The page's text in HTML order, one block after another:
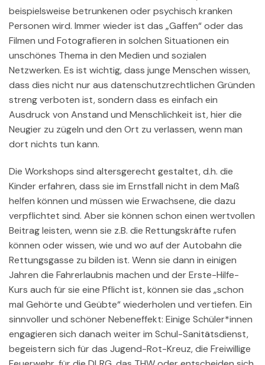
beispielsweise betrunkenen oder psychisch kranken
Personen wird. Immer wieder ist das „Gaffen“ oder das
Filmen und Fotografieren in solchen Situationen ein
unschönes Thema in den Medien und sozialen
Netzwerken. Es ist wichtig, dass junge Menschen wissen,
dass dies nicht nur aus datenschutzrechtlichen Gründen
streng verboten ist, sondern dass es einfach ein
Ausdruck von Anstand und Menschlichkeit ist, hier die
Neugier zu zügeln und den Ort zu verlassen, wenn man
dort nichts tun kann.
Die Workshops sind altersgerecht gestaltet, d.h. die
Kinder erfahren, dass sie im Ernstfall nicht in dem Maß
helfen können und müssen wie Erwachsene, die dazu
verpflichtet sind. Aber sie können schon einen wertvollen
Beitrag leisten, wenn sie z.B. die Rettungskräfte rufen
können oder wissen, wie und wo auf der Autobahn die
Rettungsgasse zu bilden ist. Wenn sie dann in einigen
Jahren die Fahrerlaubnis machen und der Erste-Hilfe-
Kurs auch für sie eine Pflicht ist, können sie das „schon
mal Gehörte und Geübte“ wiederholen und vertiefen. Ein
sinnvoller und schöner Nebeneffekt: Einige Schüler*innen
engagieren sich danach weiter im Schul-Sanitätsdienst,
begeistern sich für das Jugend-Rot-Kreuz, die Freiwillige